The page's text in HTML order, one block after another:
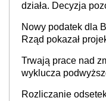
działa. Decyzja
Nowy podatek dla
Rząd pokazał
Trwają prace nad
wyklucza
Rozliczanie